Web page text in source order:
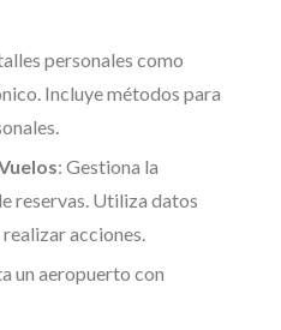
personales como
Incluye métodos para
: Gestiona la
reservas. Utiliza datos
acciones.
un aeropuerto con